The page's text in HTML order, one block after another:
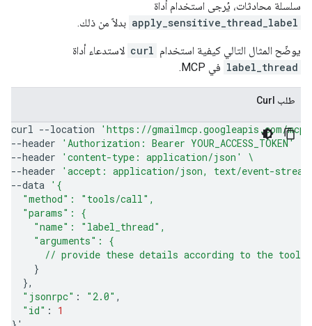
سلسلة محادثات، يُرجى استخدام أداة
apply_sensitive_thread_label بدلاً من ذلك.
يوضّح المثال التالي كيفية استخدام curl لاستدعاء أداة
label_thread في MCP.
طلب Curl
curl --location
'https://gmailmcp.googleapis.com/
--header
'Authorization: Bearer YOUR_ACCESS_TOKEN'
--header
'content-type: application/json'
\
--header
'accept: application/json, text/event-
--data '{
  "method": "tools/call",
  "params": {
    "name": "label_thread",
    "arguments": {
      // provide these details according to the tool'
}
}
"jsonrpc" : "2.0"
"id" :
1